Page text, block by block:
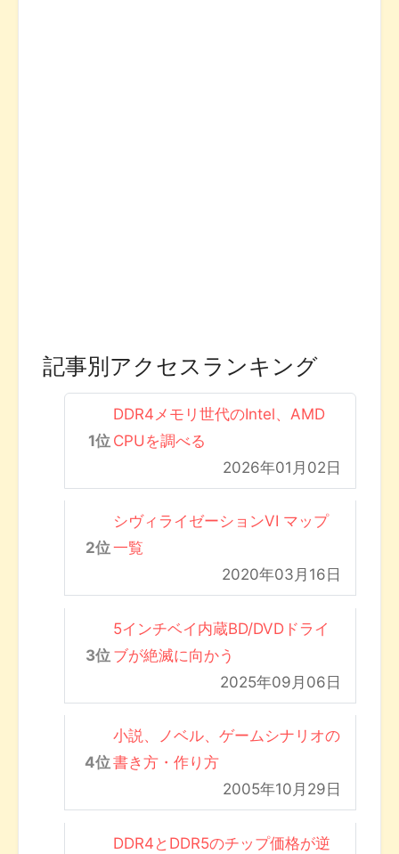
記事別アクセスランキング
DDR4メモリ世代のIntel、AMD
CPUを調べる
2026年01月02日
シヴィライゼーションVI マップ
一覧
2020年03月16日
5インチベイ内蔵BD/DVDドライ
ブが絶滅に向かう
2025年09月06日
小説、ノベル、ゲームシナリオの
書き方・作り方
2005年10月29日
DDR4とDDR5のチップ価格が逆